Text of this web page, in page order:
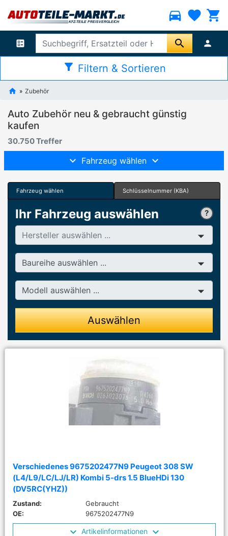
directions_car favorite shopping_cart
ballot search person
filter_alt Filtern & Sortieren
Zubehör
Auto Zubehör neu & gebraucht günstig
kaufen
30.750 Treffer
Fahrzeug wählen
Fahrzeug wählen Schlüsselnummer (KBA)
Ihr Fahrzeug auswählen
Hersteller
Baureihe
Modell
Auswählen
Verschiedenes 9675202477N9 Peugeot 308 SW
(L4/L9/LC/LJ/LR) Kombi 5-drs 1.5 BlueHDi 130
(DV5RC(YHZ))
Zustand:
Gebraucht
OE:
9675202477N9
Artikelinformationen